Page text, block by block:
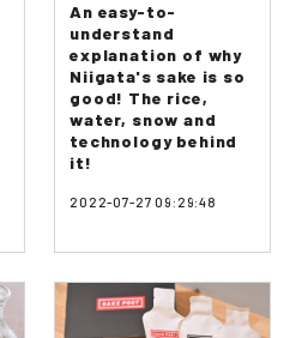
An easy-to-
understand
explanation of why
Niigata's sake is so
good! The rice,
water, snow and
technology behind
it!
2022-07-27 09:29:48